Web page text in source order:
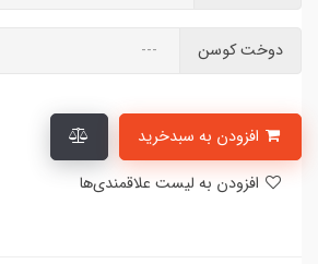
دوخت کوسن